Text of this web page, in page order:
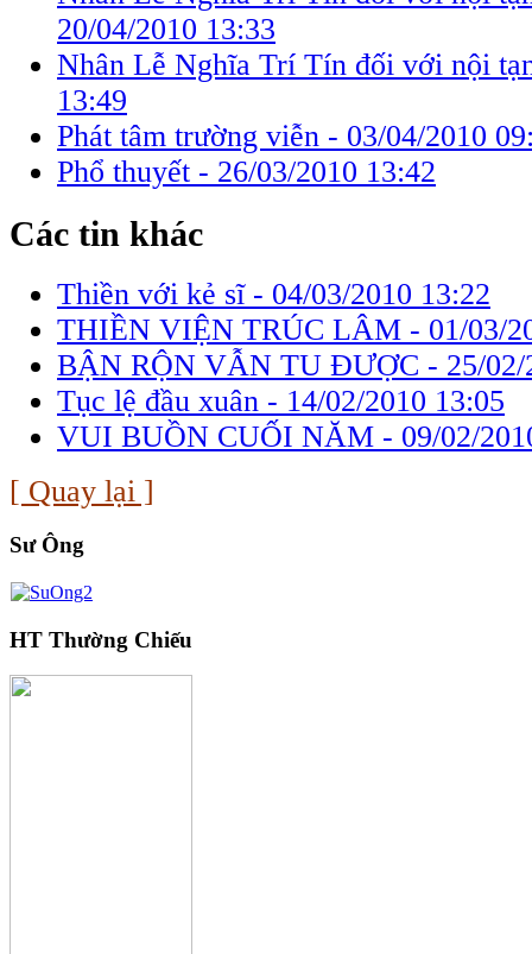
20/04/2010 13:33
Nhân Lễ Nghĩa Trí Tín đối với nội
13:49
Phát tâm trường viễn - 03/04/2010
Phổ thuyết - 26/03/2010 13:42
Các tin khác
Thiền với kẻ sĩ - 04/03/2010 13:22
THIỀN VIỆN TRÚC LÂM - 01/03/
BẬN RỘN VẪN TU ĐƯỢC - 25/
Tục lệ đầu xuân - 14/02/2010 13:05
VUI BUỒN CUỐI NĂM - 09/02/
[ Quay lại ]
Sư Ông
HT Thường Chiếu